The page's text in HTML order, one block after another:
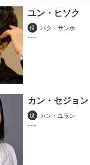
ユン・ヒソク
役 パク・サンホ
カン・セジョン
役 カン・ユラン